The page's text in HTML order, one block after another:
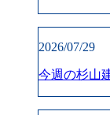
2026/07/29
今週の杉山